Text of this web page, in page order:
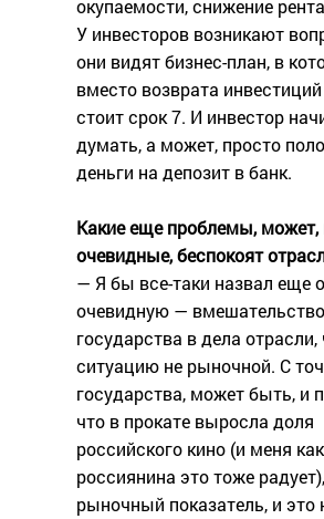
окупаемости, снижение
У инвесторов возникают
они видят бизнес-план, в
вместо возврата
стоит срок 7. И инвестор
думать, а может, просто
деньги на депозит в банк.
Какие еще проблемы, может,
очевидные, беспокоят
— Я бы все-таки назвал еще
очевидную — вмешательство
государства в дела отрасли,
ситуацию не рыночной. С
государства, может быть, и
что в прокате выросла доля
российского кино (и меня как
россиянина это тоже
рыночный показатель, и это